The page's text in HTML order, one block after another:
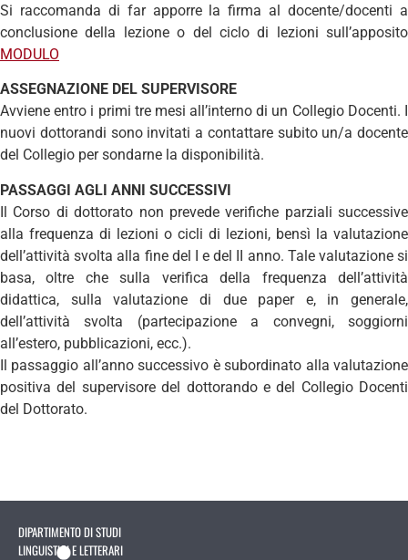
Si raccomanda di far apporre la firma al docente/docenti a
conclusione della lezione o del ciclo di lezioni sull’apposito
MODULO
ASSEGNAZIONE DEL SUPERVISORE
Avviene entro i primi tre mesi all’interno di un Collegio Docenti. I
nuovi dottorandi sono invitati a contattare subito un/a docente
del Collegio per sondarne la disponibilità.
PASSAGGI AGLI ANNI SUCCESSIVI
Il Corso di dottorato non prevede verifiche parziali successive
alla frequenza di lezioni o cicli di lezioni, bensì la valutazione
dell’attività svolta alla fine del I e del II anno. Tale valutazione si
basa, oltre che sulla verifica della frequenza dell’attività
didattica, sulla valutazione di due paper e, in generale,
dell’attività svolta (partecipazione a convegni, soggiorni
all’estero, pubblicazioni, ecc.).
Il passaggio all’anno successivo è subordinato alla valutazione
positiva del supervisore del dottorando e del Collegio Docenti
del Dottorato.
DIPARTIMENTO DI STUDI
LINGUISTICI E LETTERARI